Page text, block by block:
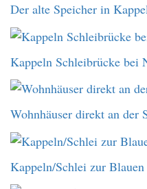
Der alte Speicher in
Kappeln Schleibrücke bei
Wohnhäuser direkt an der
Kappeln/Schlei zur Blauen